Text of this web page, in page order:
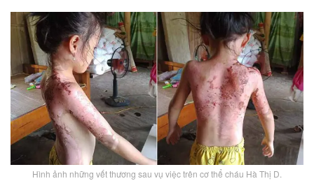
Hình ảnh những vết thương sau vụ việc trên cơ thể cháu Hà Thị D.